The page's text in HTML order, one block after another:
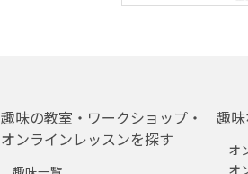
趣味の教室・ワークショップ・
オンラインレッスンを探す
趣
オ
オ